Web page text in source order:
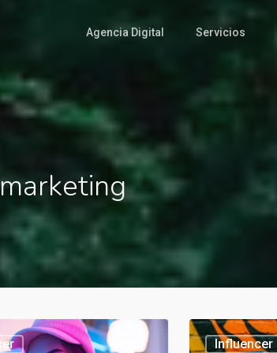
Agencia Digital Servicios
Tendencias
Influencer